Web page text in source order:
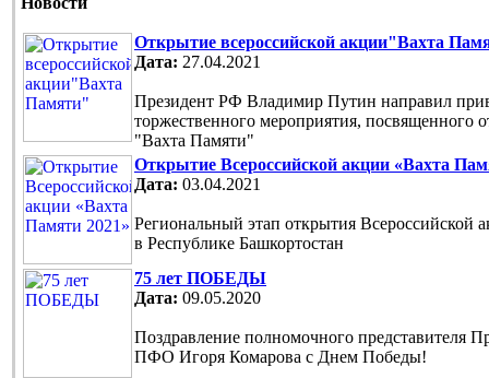
Открытие всероссийской акции"Вахта
Дата: 27.04.2021
Президент РФ Владимир Путин направил
торжественного мероприятия, посвященного
"Вахта Памяти"
Открытие Всероссийской акции «Вахта
Дата: 03.04.2021
Региональный этап открытия Всероссийской
в Республике Башкортостан
75 лет ПОБЕДЫ
Дата: 09.05.2020
Поздравление полномочного представителя
ПФО Игоря Комарова с Днем Победы!